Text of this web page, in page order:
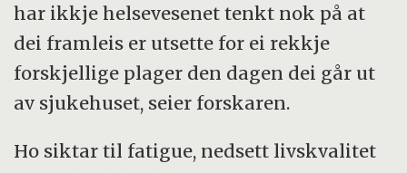
har ikkje helsevesenet tenkt nok på at
dei framleis er utsette for ei rekkje
forskjellige plager den dagen dei går ut
av sjukehuset, seier forskaren.
Ho siktar til fatigue, nedsett livskvalitet